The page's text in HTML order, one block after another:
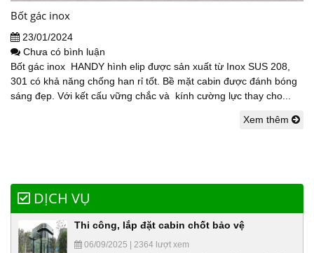
Bốt gác inox
23/01/2024
Chưa có bình luận
Bốt gác inox HANDY hình elip được sản xuất từ Inox SUS 208,
301 có khả năng chống han rỉ tốt. Bề mặt cabin được đánh bóng
sáng đẹp. Với kết cấu vững chắc và kính cường lực thay cho...
Xem thêm
DỊCH VỤ
Thi công, lắp đặt cabin chốt bảo vệ
06/09/2025 | 2364 lượt xem